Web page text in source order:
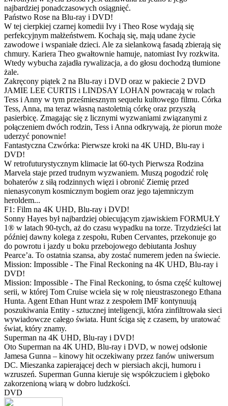
najbardziej ponadczasowych osiągnięć.
Państwo Rose na Blu-ray i DVD!
W tej cierpkiej czarnej komedii Ivy i Theo Rose wydają się
perfekcyjnym małżeństwem. Kochają się, mają udane życie
zawodowe i wspaniałe dzieci. Ale za sielankową fasadą zbierają się
chmury. Kariera Theo gwałtownie hamuje, natomiast Ivy rozkwita.
Wtedy wybucha zajadła rywalizacja, a do głosu dochodzą tłumione
żale.
Zakręcony piątek 2 na Blu-ray i DVD oraz w pakiecie 2 DVD
JAMIE LEE CURTIS i LINDSAY LOHAN powracają w rolach
Tess i Anny w tym prześmiesznym sequelu kultowego filmu. Córka
Tess, Anna, ma teraz własną nastoletnią córkę oraz przyszłą
pasierbicę. Zmagając się z licznymi wyzwaniami związanymi z
połączeniem dwóch rodzin, Tess i Anna odkrywają, że piorun może
uderzyć ponownie!
Fantastyczna Czwórka: Pierwsze kroki na 4K UHD, Blu-ray i
DVD!
W retrofuturystycznym klimacie lat 60-tych Pierwsza Rodzina
Marvela staje przed trudnym wyzwaniem. Muszą pogodzić rolę
bohaterów z siłą rodzinnych więzi i obronić Ziemię przed
nienasyconym kosmicznym bogiem oraz jego tajemniczym
heroldem...
F1: Film na 4K UHD, Blu-ray i DVD!
Sonny Hayes był najbardziej obiecującym zjawiskiem FORMUŁY
1® w latach 90-tych, aż do czasu wypadku na torze. Trzydzieści lat
później dawny kolega z zespołu, Ruben Cervantes, przekonuje go
do powrotu i jazdy u boku przebojowego debiutanta Joshuy
Pearce’a. To ostatnia szansa, aby zostać numerem jeden na świecie.
Mission: Impossible - The Final Reckoning na 4K UHD, Blu-ray i
DVD!
Mission: Impossible - The Final Reckoning, to ósma część kultowej
serii, w której Tom Cruise wciela się w rolę nieustraszonego Ethana
Hunta. Agent Ethan Hunt wraz z zespołem IMF kontynuują
poszukiwania Entity - sztucznej inteligencji, która zinfiltrowała sieci
wywiadowcze całego świata. Hunt ściga się z czasem, by uratować
świat, który znamy.
Superman na 4K UHD, Blu-ray i DVD!
Oto Superman na 4K UHD, Blu-ray i DVD, w nowej odsłonie
Jamesa Gunna – kinowy hit oczekiwany przez fanów uniwersum
DC. Mieszanka zapierającej dech w piersiach akcji, humoru i
wzruszeń. Superman Gunna kieruje się współczuciem i głęboko
zakorzenioną wiarą w dobro ludzkości.
DVD